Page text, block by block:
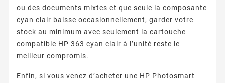
ou des documents mixtes et que seule la composante
cyan clair baisse occasionnellement, garder votre
stock au minimum avec seulement la cartouche
compatible HP 363 cyan clair à l’unité reste le
meilleur compromis.
Enfin, si vous venez d’acheter une HP Photosmart